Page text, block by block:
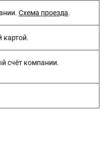
Схема проезда.
картой.
счёт компании.